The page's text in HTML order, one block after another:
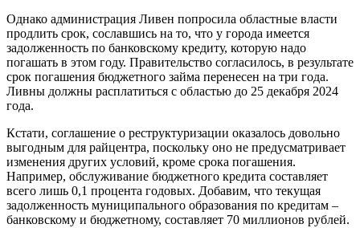
Однако администрация Ливен попросила областные власти
продлить срок, сославшись на то, что у города имеется
задолженность по банковскому кредиту, которую надо
погашать в этом году. Правительство согласилось, в результате
срок погашения бюджетного займа перенесен на три года.
Ливны должны расплатиться с областью до 25 декабря 2024
года.
Кстати, соглашение о реструктуризации оказалось довольно
выгодным для райцентра, поскольку оно не предусматривает
изменения других условий, кроме срока погашения.
Например, обслуживание бюджетного кредита составляет
всего лишь 0,1 процента годовых. Добавим, что текущая
задолженность муниципального образования по кредитам –
банковскому и бюджетному, составляет 70 миллионов рублей.